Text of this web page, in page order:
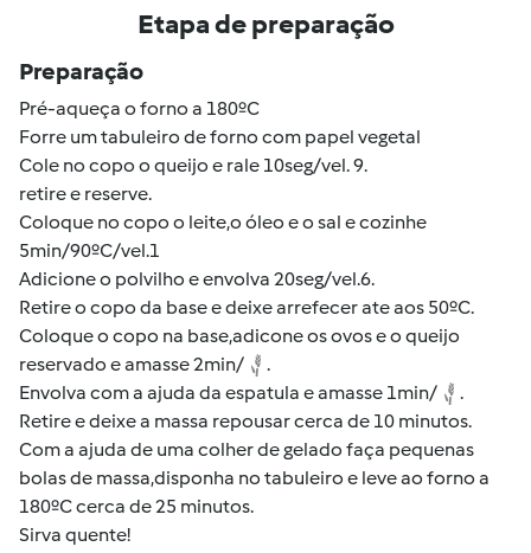
Etapa de preparação
Preparação
Pré-aqueça o forno a 180ºC
Forre um tabuleiro de forno com papel vegetal
Cole no copo o queijo e rale 10seg/vel. 9.
retire e reserve.
Coloque no copo o leite,o óleo e o sal e cozinhe
5min/90ºC/vel.1
Adicione o polvilho e envolva 20seg/vel.6.
Retire o copo da base e deixe arrefecer ate aos 50ºC.
Coloque o copo na base,adicone os ovos e o queijo
reservado e amasse 2min/
.
Envolva com a ajuda da espatula e amasse 1min/
.
Retire e deixe a massa repousar cerca de 10 minutos.
Com a ajuda de uma colher de gelado faça pequenas
bolas de massa,disponha no tabuleiro e leve ao forno a
180ºC cerca de 25 minutos.
Sirva quente!